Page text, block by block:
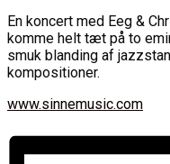
En koncert med Eeg &
komme helt tæt på to
smuk blanding af
kompositioner.
www.sinnemusic.com